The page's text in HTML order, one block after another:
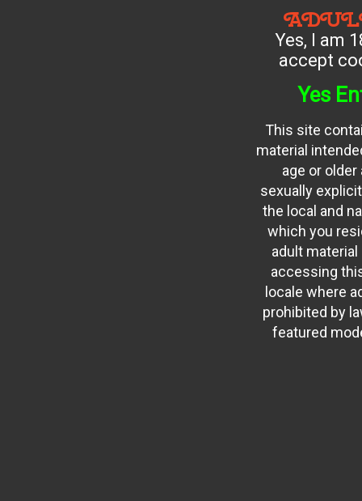
Yes, I am
accept
Yes
This site
material
age or
sexually
the local and
which you
adult
accessing
locale where
prohibited by
featured